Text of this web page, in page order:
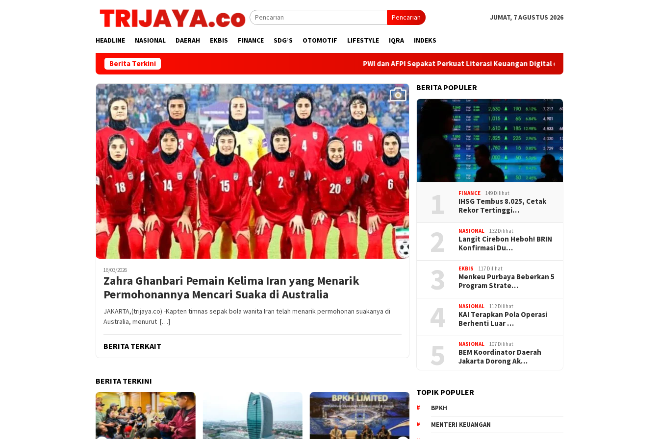
Pencarian JUMAT, 7 AGUSTUS 2026
HEADLINE NASIONAL DAERAH EKBIS FINANCE SDG’S OTOMOTIF LIFESTYLE IQRA INDEKS
Berita Terkini PWI dan AFPI Sepakat Perkuat Literasi Keuangan Digital dan Bijak Memilih Pindar
16/03/2026
Zahra Ghanbari Pemain Kelima Iran yang Menarik
Permohonannya Mencari Suaka di Australia
JAKARTA,(trijaya.co) -Kapten timnas sepak bola wanita Iran telah menarik permohonan suakanya di
Australia, menurut […]
BERITA TERKAIT
BERITA TERKINI
BERITA POPULER
1 FINANCE 149 Dilihat
IHSG Tembus 8.025, Cetak
Rekor Tertinggi…
2 NASIONAL 132 Dilihat
Langit Cirebon Heboh! BRIN
Konfirmasi Du…
3 EKBIS 117 Dilihat
Menkeu Purbaya Beberkan 5
Program Strate…
4 NASIONAL 112 Dilihat
KAI Terapkan Pola Operasi
Berhenti Luar …
5 NASIONAL 107 Dilihat
BEM Koordinator Daerah
Jakarta Dorong Ak…
TOPIK POPULER
BPKH
MENTERI KEUANGAN